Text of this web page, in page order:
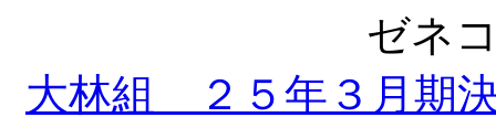
ゼネ
大林組 ２５年３月期